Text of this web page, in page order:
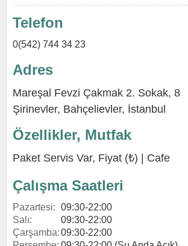
Telefon
0(542) 744 34 23
Adres
Mareşal Fevzi Çakmak 2. Sokak, 8
Şirinevler, Bahçelievler, İstanbul
Özellikler, Mutfak
Paket Servis Var, Fiyat (₺) | Cafe
Çalışma Saatleri
Pazartesi: 09:30-22:00
Salı:
09:30-22:00
Çarşamba:09:30-22:00